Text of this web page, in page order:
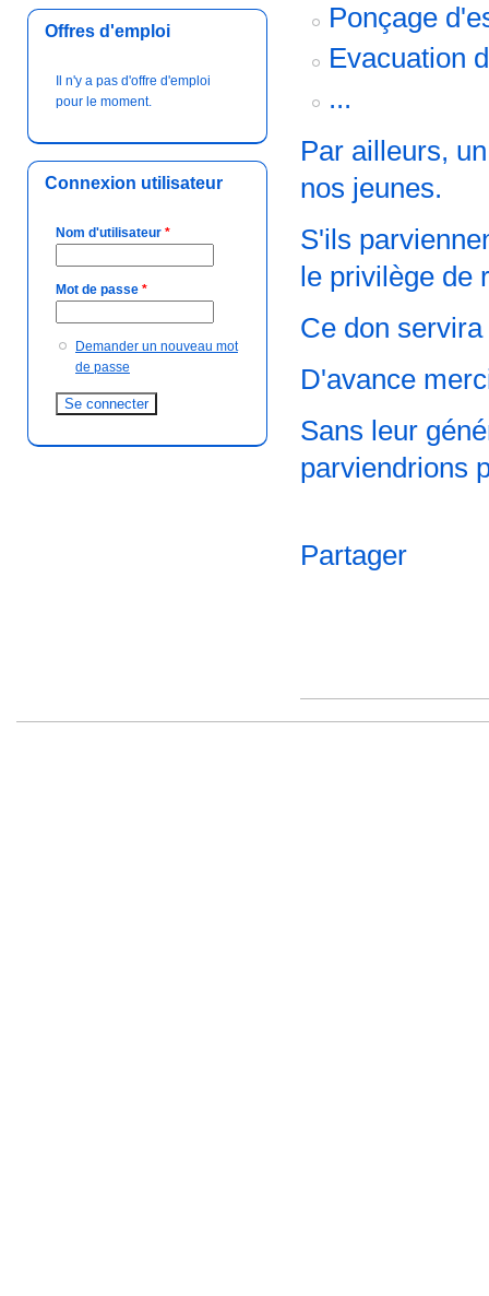
Offres d'emploi
Il n'y a pas d'offre d'emploi
pour le moment.
Connexion utilisateur
Nom d'utilisateur *
Mot de passe *
Demander un nouveau mot
de passe
Ponçage
Evacuation
...
Par ailleurs,
nos jeunes.
S'ils
le privilège de
Ce don
D'avance
Sans leur
parviendrions
Partager